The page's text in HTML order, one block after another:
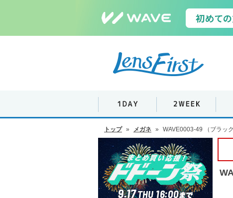
トップ » メガネ » WAVE0003-49 （ブラッ